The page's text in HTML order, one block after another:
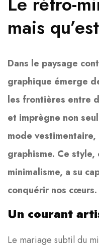
mais
Dans le paysage
graphique émerge
les frontières entre
et imprègne non
mode vestimentaire,
graphisme. Ce
minimalisme, a su
conquérir nos cœurs.
Un courant
Le mariage subtil du